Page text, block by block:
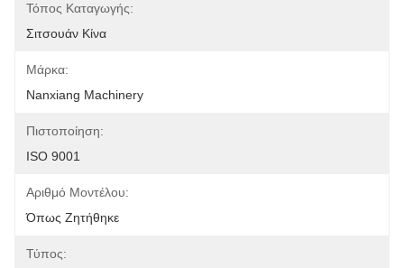
Τόπος Καταγωγής:
Σιτσουάν Κίνα
Μάρκα:
Nanxiang Machinery
Πιστοποίηση:
ISO 9001
Αριθμό Μοντέλου:
Όπως Ζητήθηκε
Τύπος: